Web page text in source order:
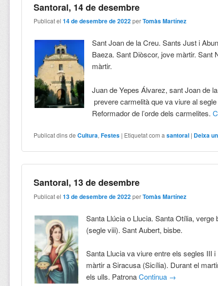
Santoral, 14 de desembre
Publicat el14 de desembre de 2022 perTomàs Martínez
Sant Joan de la Creu. Sants Just i
Baeza. Sant Diòscor, jove màrtir. Sant
màrtir.
Juan de Yepes Álvarez, sant Joan de
prevere carmelità que va viure al
Reformador de l’orde dels carmelites.
Publicat dins de Cultura,Festes | Etiquetat com a santoral | Deixa
Santoral, 13 de desembre
Publicat el13 de desembre de 2022 perTomàs Martínez
Santa Llúcia o Llucia. Santa Otília, verge
(segle viii). Sant Aubert, bisbe.
Santa Llucia va viure entre els segles III i
màrtir a Siracusa (Sicília). Durant el
els ulls. PatronaContinua →